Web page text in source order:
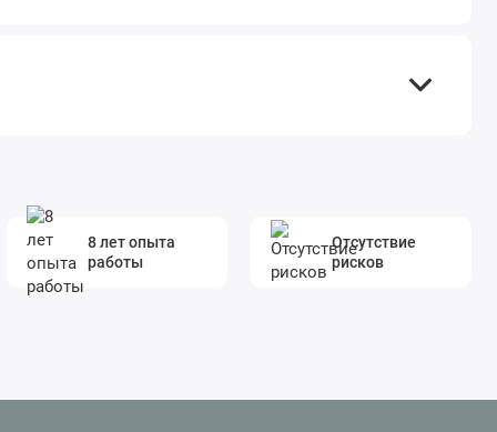
8 лет опыта
работы
Отсутствие
рисков